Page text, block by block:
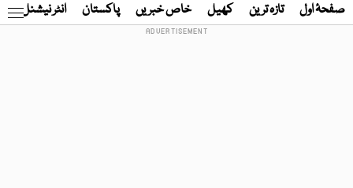
صفحۂ اول تازہ ترین کھیل خاص خبریں پاکستان انٹر نیشنل